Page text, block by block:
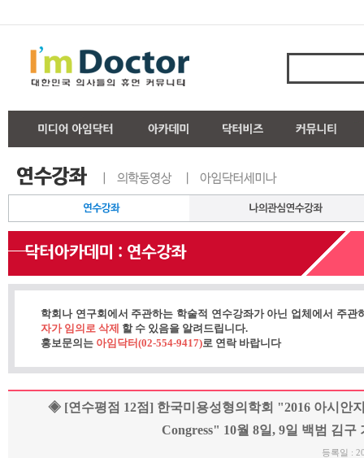
학회나 연구회에서 주관하는 학술적 연수강좌가 아닌 업체에서 주
자가 임의로 삭제 할 수 있음을 알려드립니다.
홍보문의는 아임닥터(02-554-9417)로 연락 바랍니다
◈ [연수평점 12점] 한국미용성형의학회 "2016 아시안
Congress" 10월 8일, 9일 백범 김구
등록일 :